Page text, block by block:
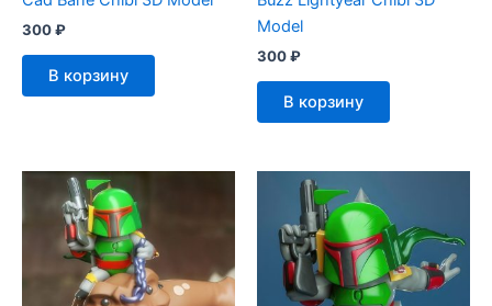
300₽
В корзину
Model
300₽
В корзину